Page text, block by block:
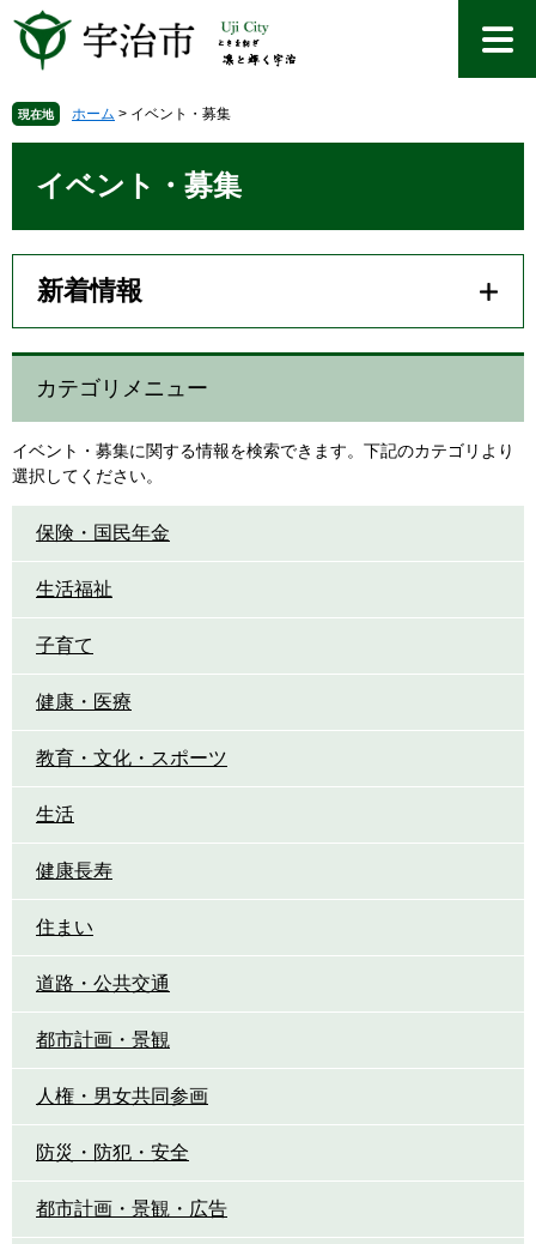
先を 現在地 ホーム > イベント・募集
イベント・募集
新着情報
カテゴリメニュー
イベント・募集に関する情報を検索できます。下記のカテゴリより
選択してください。
保険・国民年金
生活福祉
子育て
健康・医療
教育・文化・スポーツ
生活
健康長寿
住まい
道路・公共交通
都市計画・景観
人権・男女共同参画
防災・防犯・安全
都市計画・景観・広告